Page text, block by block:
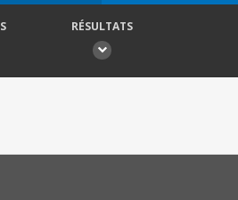
RÉSULTATS